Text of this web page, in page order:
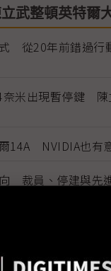
武整頓英特爾
從20年前錯過行
奈米出現暫停鍵 陳
14A NVIDIA也有
裁員、停建與先
跟進三星停看聽 陳